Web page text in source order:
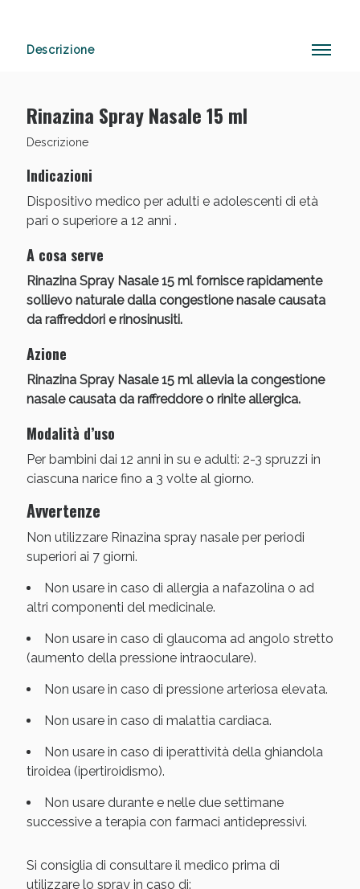
Descrizione
Rinazina Spray Nasale 15 ml
Descrizione
Indicazioni
Dispositivo medico per adulti e adolescenti di età
pari o superiore a 12 anni .
A cosa serve
Rinazina Spray Nasale 15 ml fornisce rapidamente
sollievo naturale dalla congestione nasale causata
da raffreddori e rinosinusiti.
Azione
Rinazina Spray Nasale 15 ml allevia la congestione
nasale causata da raffreddore o rinite allergica.
Modalità d’uso
Per bambini dai 12 anni in su e adulti: 2-3 spruzzi in
ciascuna narice fino a 3 volte al giorno.
Avvertenze
Non utilizzare Rinazina spray nasale per periodi
superiori ai 7 giorni.
Non usare in caso di allergia a nafazolina o ad
altri componenti del medicinale.
Non usare in caso di glaucoma ad angolo stretto
(aumento della pressione intraoculare).
Non usare in caso di pressione arteriosa elevata.
Non usare in caso di malattia cardiaca.
Non usare in caso di iperattività della ghiandola
tiroidea (ipertiroidismo).
Non usare durante e nelle due settimane
successive a terapia con farmaci antidepressivi.
Si consiglia di consultare il medico prima di
utilizzare lo spray in caso di:
Sconto fino al 55% disponibile oggi!
Vie Urinarie e Prostata: Sconti fino al 45% oggi!
Benessere Intestinale: Sconto fino al 55% valido
oggi!